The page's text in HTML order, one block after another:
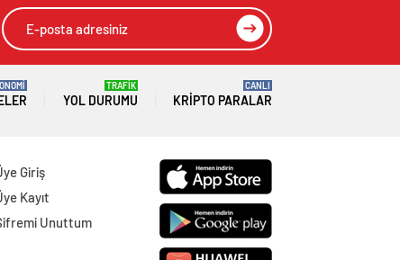
aÃ§Ä±kladÄ±lar
YOL DURUMU
TRAFİK
KRIPTO PARALAR
CANLI
Giriş
Kayıt
Unuttum